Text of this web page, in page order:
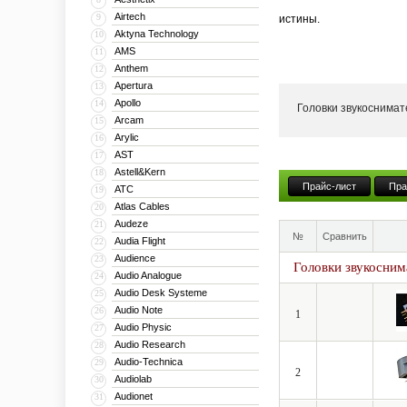
9 Airtech
10 Aktyna Technology
11 AMS
12 Anthem
13 Apertura
14 Apollo
15 Arcam
16 Arylic
17 AST
18 Astell&Kern
19 ATC
20 Atlas Cables
21 Audeze
22 Audia Flight
23 Audience
24 Audio Analogue
25 Audio Desk Systeme
26 Audio Note
27 Audio Physic
28 Audio Research
29 Audio-Technica
30 Audiolab
31 Audionet
истины.
Продолжив поиск
Головки
Прайс-лист
№ Сравнить
Головки
1
2